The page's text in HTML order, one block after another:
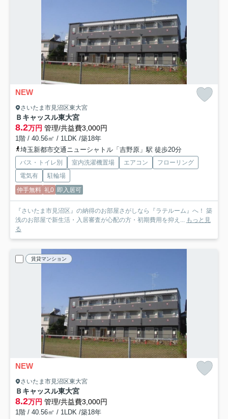
NEW
さいたま市見沼区東大宮
Ｂキャッスル東大宮
8.2万円 管理/共益費3,000円
1階 / 40.56㎡ / 1LDK /築18年
埼玉新都市交通ニューシャトル「吉野原」駅 徒歩20分
バス・トイレ別 室内洗濯機置場 エアコン
フローリング
電気有
駐輪場
仲手無料 礼0 即入居可
『さいたま市見沼区』の納得のお部屋さがしなら『ラテルーム』へ！ 築
浅のお部屋で新生活・入居審査が心配の方・初期費用を抑え... もっと見
る
賃貸マンション
NEW
さいたま市見沼区東大宮
Ｂキャッスル東大宮
8.2万円 管理/共益費3,000円
1階 / 40.56㎡ / 1LDK /築18年